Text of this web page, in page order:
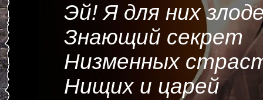
Эй! Я для них
Знающий секрет
Низменных
Нищих и царей